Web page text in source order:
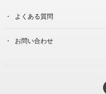
よくある質問
お問い合わせ